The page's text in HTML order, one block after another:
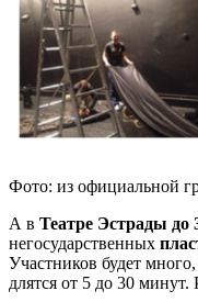
Фото: из официальной
А в Театре Эстрады до
негосударственных
Участников будет
длятся от 5 до 30